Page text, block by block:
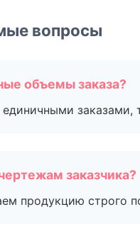
вопросы
объемы заказа?
заказчика?
продукцию строго